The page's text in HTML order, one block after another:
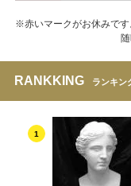
※赤いマークがお休みで
RANKKING ランキン
1